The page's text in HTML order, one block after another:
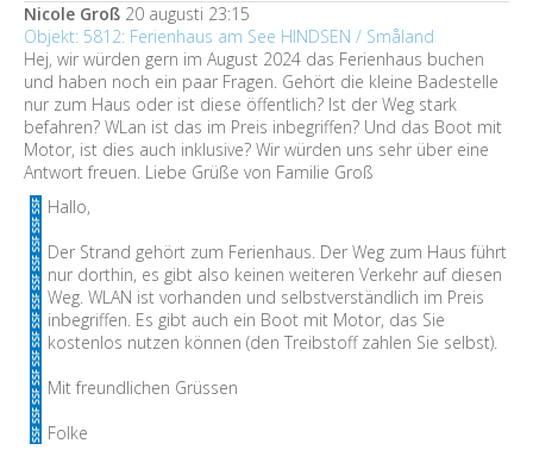
Nicole Groß 20 augusti 23:15
Objekt: 5812: Ferienhaus am See HINDSEN / Småland
Hej, wir würden gern im August 2024 das Ferienhaus buchen
und haben noch ein paar Fragen. Gehört die kleine Badestelle
nur zum Haus oder ist diese öffentlich? Ist der Weg stark
befahren? WLan ist das im Preis inbegriffen? Und das Boot mit
Motor, ist dies auch inklusive? Wir würden uns sehr über eine
Antwort freuen. Liebe Grüße von Familie Groß
Hallo,
Der Strand gehört zum Ferienhaus. Der Weg zum Haus führt
nur dorthin, es gibt also keinen weiteren Verkehr auf diesen
Weg. WLAN ist vorhanden und selbstverständlich im Preis
inbegriffen. Es gibt auch ein Boot mit Motor, das Sie
kostenlos nutzen können (den Treibstoff zahlen Sie selbst).
Mit freundlichen Grüssen
Folke